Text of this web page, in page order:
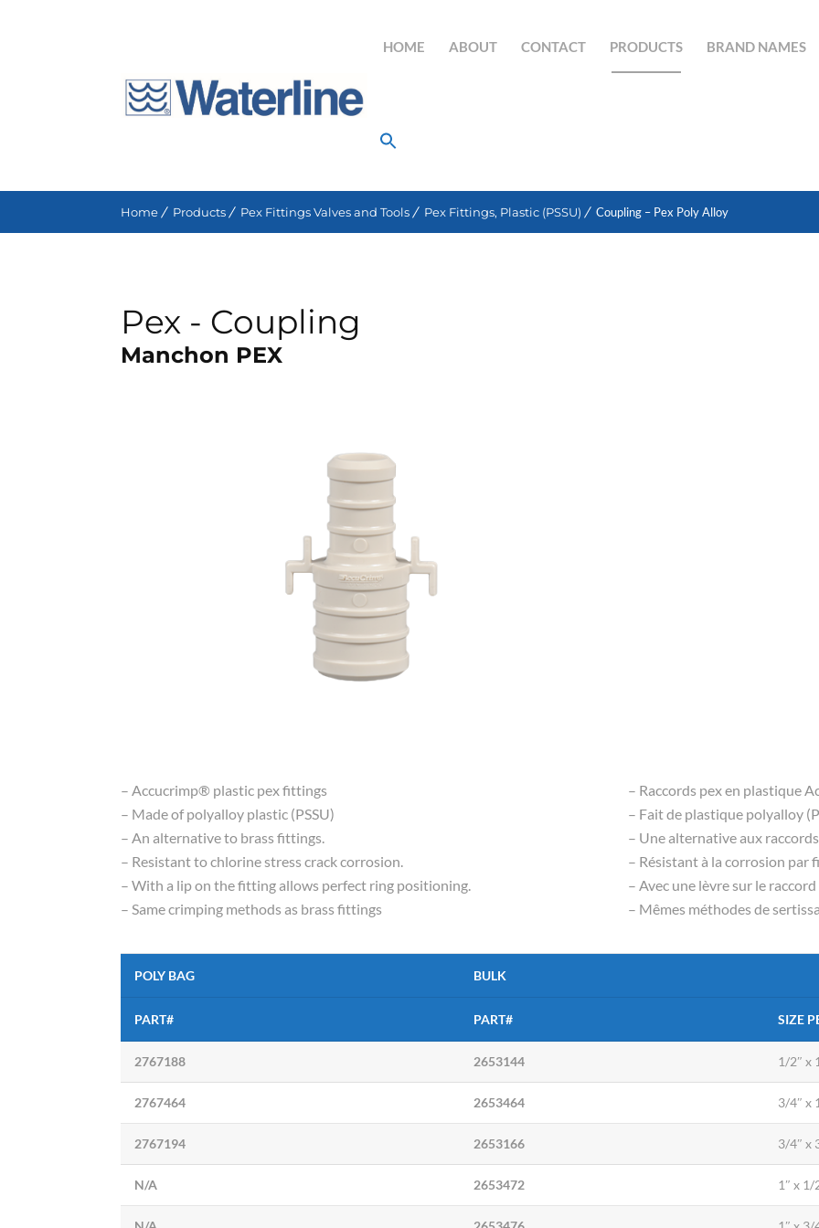
HOME ABOUT CONTACT PRODUCTS BRAND NAMES
Home Products Pex Fittings Valves and Tools Pex Fittings, Plastic (PSSU) Coupling – Pex Poly Alloy
Pex - Coupling
Manchon PEX
– Accucrimp® plastic pex fittings
– Made of polyalloy plastic (PSSU)
– An alternative to brass fittings.
– Resistant to chlorine stress crack corrosion.
– With a lip on the fitting allows perfect ring positioning.
– Same crimping methods as brass fittings
– Raccords pex en plastique
– Fait de plastique polyalloy
– Une alternative aux
– Résistant à la corrosion par
– Avec une lèvre sur le
– Mêmes méthodes de
POLY BAG BULK
PART# PART# SIZE
2767188 2653144 1/2″ x
2767464 2653464 3/4″ x
2767194 2653166 3/4″ x
N/A 2653472 1″ x 1/